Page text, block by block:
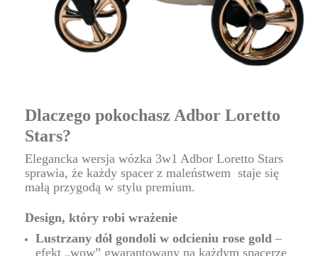
Dlaczego pokochasz Adbor Loretto
Stars?
Elegancka wersja wózka 3w1 Adbor Loretto Stars
sprawia, że każdy spacer z maleństwem staje się
małą przygodą w stylu premium.
Design, który robi wrażenie
Lustrzany dół gondoli w odcieniu rose gold –
efekt „wow” gwarantowany na każdym spacerze